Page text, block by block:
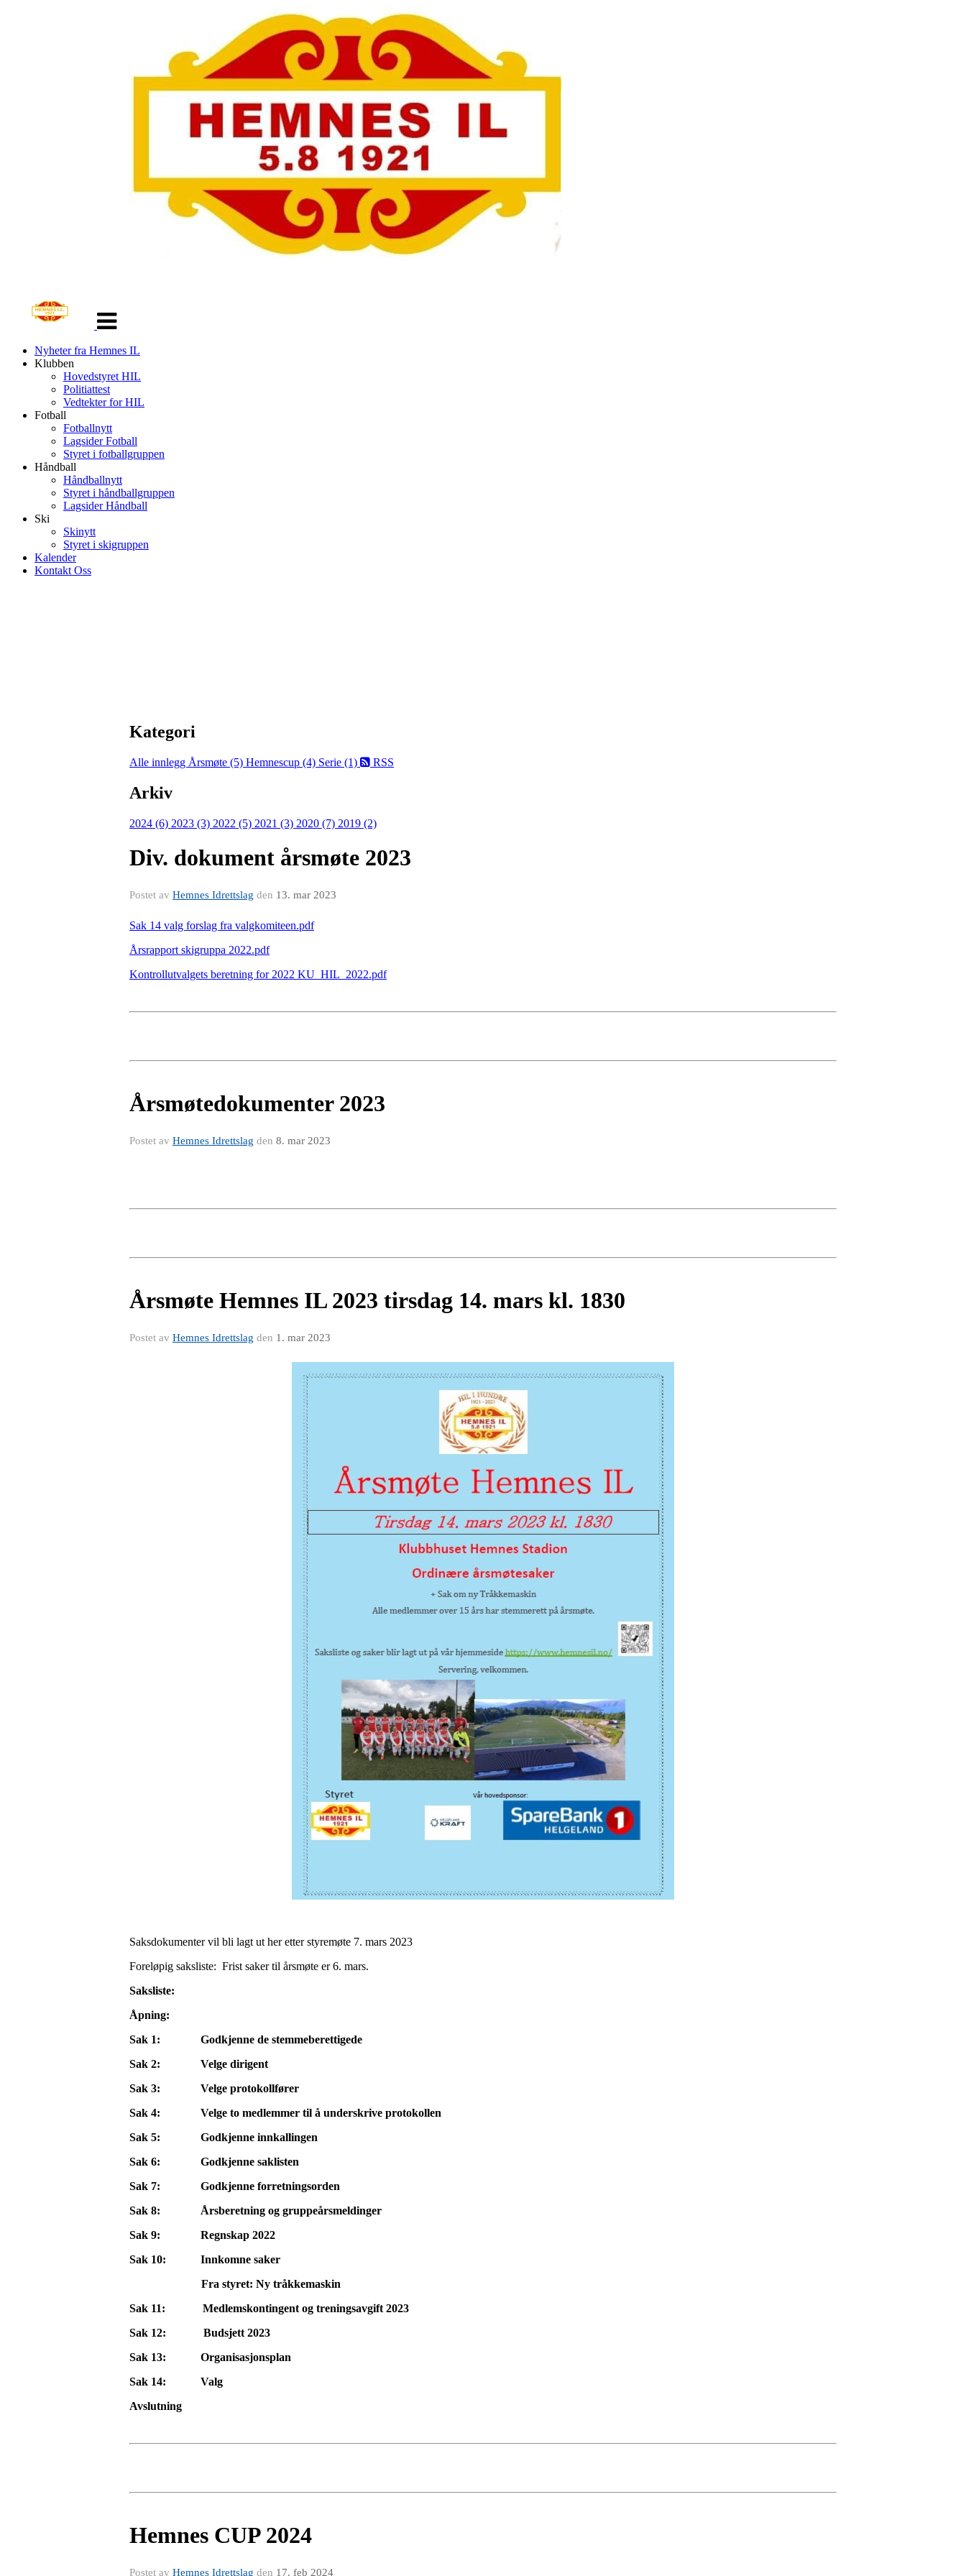
navigasjon
Nyheter fra Hemnes IL
Klubben
Hovedstyret HIL
Politiattest
Vedtekter for HIL
Fotball
Fotballnytt
Lagsider Fotball
Styret i fotballgruppen
Håndball
Håndballnytt
Styret i håndballgruppen
Lagsider Håndball
Ski
Skinytt
Styret i skigruppen
Kalender
Kontakt Oss
Kategori
Alle innlegg Årsmøte (5) Hemnescup (4) Serie (1) RSS
Arkiv
2024 (6) 2023 (3) 2022 (5) 2021 (3) 2020 (7) 2019 (2)
Div. dokument årsmøte 2023
Postet av Hemnes Idrettslag den 13. mar 2023
Sak 14 valg forslag fra valgkomiteen.pdf
Årsrapport skigruppa 2022.pdf
Kontrollutvalgets beretning for 2022 KU_HIL_2022.pdf
Årsmøtedokumenter 2023
Postet av Hemnes Idrettslag den 8. mar 2023
Årsmøte Hemnes IL 2023 tirsdag 14. mars kl. 1830
Postet av Hemnes Idrettslag den 1. mar 2023
Saksdokumenter vil bli lagt ut her etter styremøte 7. mars 2023
Foreløpig saksliste: Frist saker til årsmøte er 6. mars.
Saksliste:
Åpning:
Sak 1: Godkjenne de stemmeberettigede
Sak 2: Velge dirigent
Sak 3: Velge protokollfører
Sak 4: Velge to medlemmer til å underskrive protokollen
Sak 5: Godkjenne innkallingen
Sak 6: Godkjenne saklisten
Sak 7: Godkjenne forretningsorden
Sak 8: Årsberetning og gruppeårsmeldinger
Sak 9: Regnskap 2022
Sak 10: Innkomne saker
Fra styret: Ny tråkkemaskin
Sak 11: Medlemskontingent og treningsavgift 2023
Sak 12: Budsjett 2023
Sak 13: Organisasjonsplan
Sak 14: Valg
Avslutning
Hemnes CUP 2024
Postet av Hemnes Idrettslag den 17. feb 2024